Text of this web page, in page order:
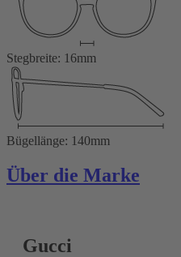
Stegbreite: 16mm
Bügellänge: 140mm
Über die Marke
Gucci